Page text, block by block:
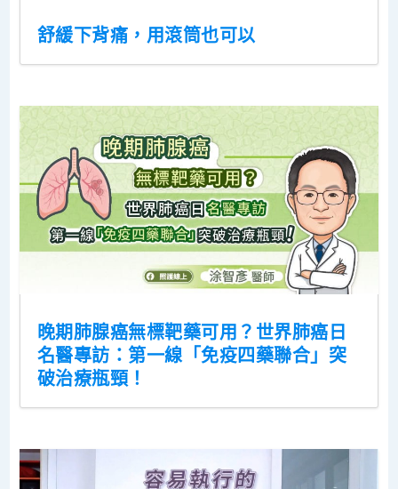
舒緩下背痛，用滾筒也可以
晚期肺腺癌無標靶藥可用？世界肺癌日
名醫專訪：第一線「免疫四藥聯合」突
破治療瓶頸！